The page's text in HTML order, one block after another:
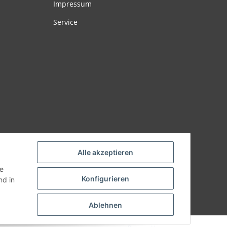
Alle akzeptieren
Konfigurieren
Ablehnen
in
Impressum
Service